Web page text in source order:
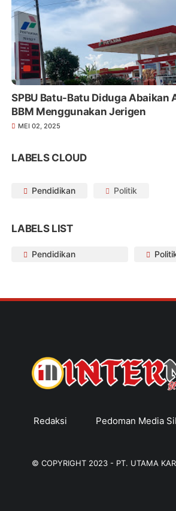
SPBU Batu-Batu Diduga Abaikan
BBM Menggunakan Jerigen
MEI 02, 2025
LABELS CLOUD
Pendidikan Politik
LABELS LIST
Pendidikan
Redaksi Pedoman Media
© COPYRIGHT 2023 - PT. UTAMA